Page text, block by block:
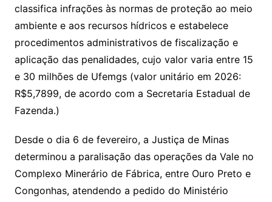
classifica infrações às normas de proteção ao meio
ambiente e aos recursos hídricos e estabelece
procedimentos administrativos de fiscalização e
aplicação das penalidades, cujo valor varia entre 15
e 30 milhões de Ufemgs (valor unitário em 2026:
R$5,7899, de acordo com a Secretaria Estadual de
Fazenda.)
Desde o dia 6 de fevereiro, a Justiça de Minas
determinou a paralisação das operações da Vale no
Complexo Minerário de Fábrica, entre Ouro Preto e
Congonhas, atendendo a pedido do Ministério